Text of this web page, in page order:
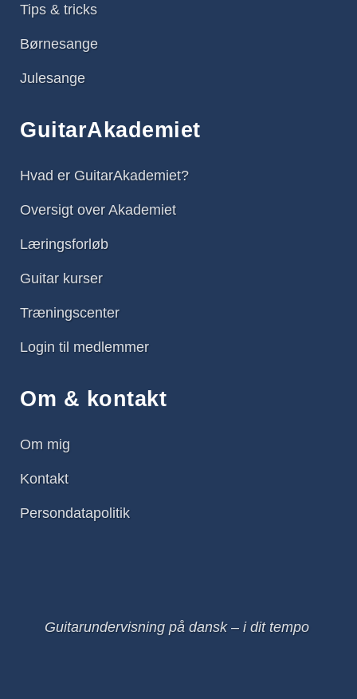
Tips & tricks
Børnesange
Julesange
GuitarAkademiet
Hvad er GuitarAkademiet?
Oversigt over Akademiet
Læringsforløb
Guitar kurser
Træningscenter
Login til medlemmer
Om & kontakt
Om mig
Kontakt
Persondatapolitik
Guitarundervisning på dansk – i dit tempo